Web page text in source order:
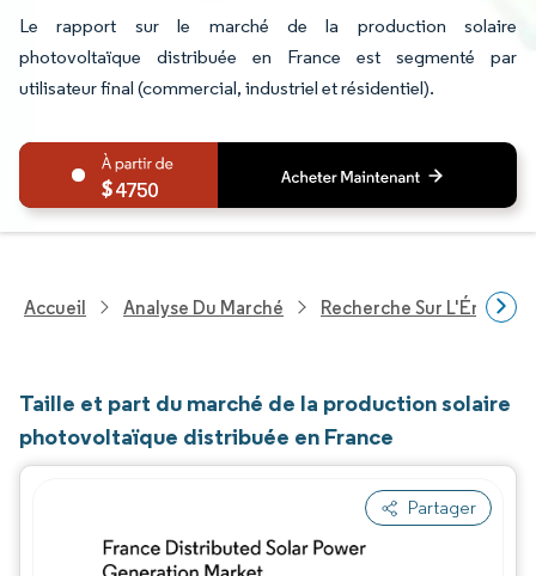
Le rapport sur le marché de la production solaire
photovoltaïque distribuée en France est segmenté par
utilisateur final (commercial, industriel et résidentiel).
4750
Accueil Analyse Du Marché Recherche Sur
Taille et part du marché de la production solaire
photovoltaïque distribuée en France
Partager